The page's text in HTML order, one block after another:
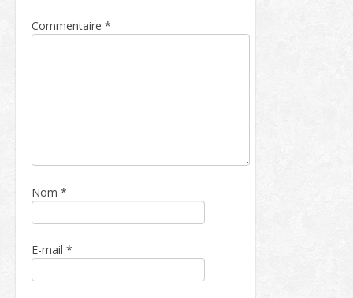
Commentaire *
Nom *
E-mail *